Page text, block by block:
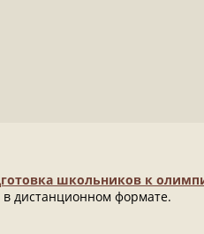
школьников к
в дистанционном формате.